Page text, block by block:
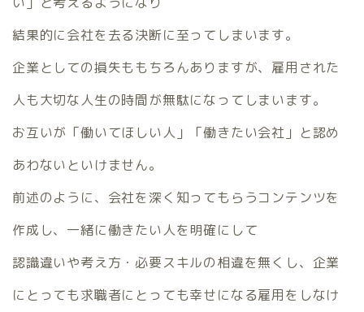
結果的に会社を去る決断に至ってしまいます。
企業としての損失ももちろんありますが、雇用された
人も大切な人生の時間が無駄になってしまいます。
お互いが「働いてほしい人」「働きたい会社」と認め
あわないといけません。
前述のように、会社を深く知ってもらうコンテンツを
作成し、一緒に働きたい人を明確にして
認識違いや考え方・必要スキルの相違を無くし、企業
にとっても求職者にとっても幸せになる雇用をしなけ